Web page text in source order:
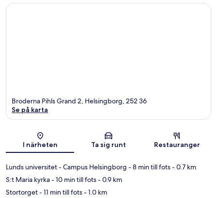
Karta
Broderna Pihls Grand 2, Helsingborg, 252 36
Se på karta
I närheten Ta sig runt Restauranger
Lunds universitet - Campus Helsingborg - 8 min till fots- 0.7 km
S:t Maria kyrka- 10 min till fots- 0.9 km
Stortorget- 11 min till fots- 1.0 km